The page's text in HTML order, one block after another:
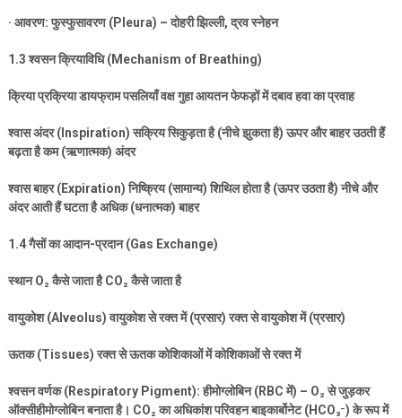
· आवरण: फुस्फुसावरण (Pleura) –दोहरी झिल्ली,द्रव स्नेहन
1.3श्वसन क्रियाविधि (Mechanism of Breathing)
क्रिया प्रक्रिया डायफ्राम पसलियाँ वक्ष गुहा आयतन फेफड़ों में दबाव हवा का प्रवाह
श्वास अंदर (Inspiration)सक्रिय सिकुड़ता है (नीचे झुकता है) ऊपर और बाहर उठती हैं
बढ़ता है कम (ऋणात्मक) अंदर
श्वास बाहर (Expiration)निष्क्रिय (सामान्य) शिथिल होता है (ऊपर उठता है) नीचे और
अंदर आती हैं घटता है अधिक (धनात्मक) बाहर
1.4गैसों का आदान-प्रदान (Gas Exchange)
स्थानO₂कैसे जाता हैCO₂कैसे जाता है
वायुकोश (Alveolus)वायुकोश से रक्त में (प्रसार) रक्त से वायुकोश में (प्रसार)
ऊतक (Tissues)रक्त से ऊतक कोशिकाओं में कोशिकाओं से रक्त में
श्वसन वर्णक (Respiratory Pigment):हीमोग्लोबिन (RBCमें) – O₂से जुड़कर
ऑक्सीहीमोग्लोबिन बनाता है। CO₂का अधिकांश परिवहन बाइकार्बोनेट (HCO₃⁻)के रूप में